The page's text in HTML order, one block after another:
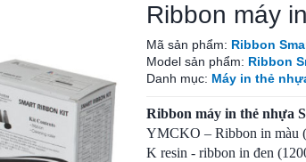
Ribbon máy
Mã sản phẩm: Ribbon
Model sản phẩm: Ribbon
Danh mục: Máy in thẻ
Ribbon máy in thẻ nhựa
YMCKO – Ribbon in màu
K resin - ribbon in đen